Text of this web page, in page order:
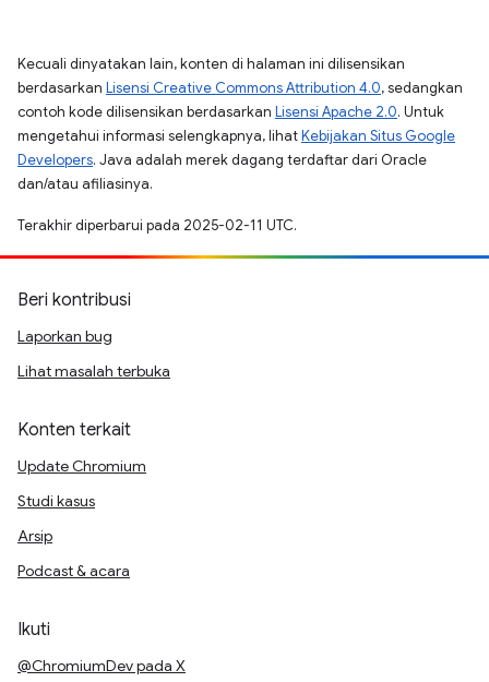
Kecuali dinyatakan lain, konten di halaman ini dilisensikan
berdasarkan Lisensi Creative Commons Attribution 4.0, sedangkan
contoh kode dilisensikan berdasarkan Lisensi Apache 2.0. Untuk
mengetahui informasi selengkapnya, lihatKebijakan Situs Google
Developers. Java adalah merek dagang terdaftar dari Oracle
dan/atau afiliasinya.
Terakhir diperbarui pada 2025-02-11 UTC.
Beri kontribusi
Laporkan bug
Lihat masalah terbuka
Konten terkait
Update Chromium
Studi kasus
Arsip
Podcast & acara
Ikuti
@ChromiumDev pada X